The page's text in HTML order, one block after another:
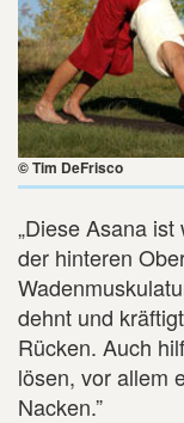
© Tim DeFrisco
„Diese Asana
der hinteren
dehnt und
Rücken. Auch
lösen, vor allem
Nacken.”